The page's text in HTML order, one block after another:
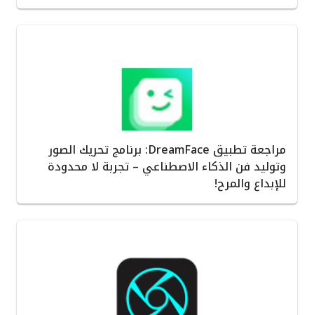
مراجعة تطبيق DreamFace: برنامج تحريك الصور
وتوليد فن الذكاء الاصطناعي – تجربة لا محدودة
للإبداع والمرح!